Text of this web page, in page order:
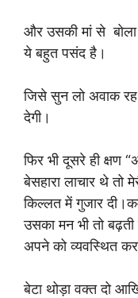
और उसकी मां से
ये बहुत पसंद है।
जिसे सुन लो अवाक रह
देगी।
फिर भी दूसरे ही क्षण
बेसहारा लाचार थे तो
किल्लत में गुजार
उसका मन भी तो
अपने को व्यवस्थित
बेटा थोड़ा वक्त दो